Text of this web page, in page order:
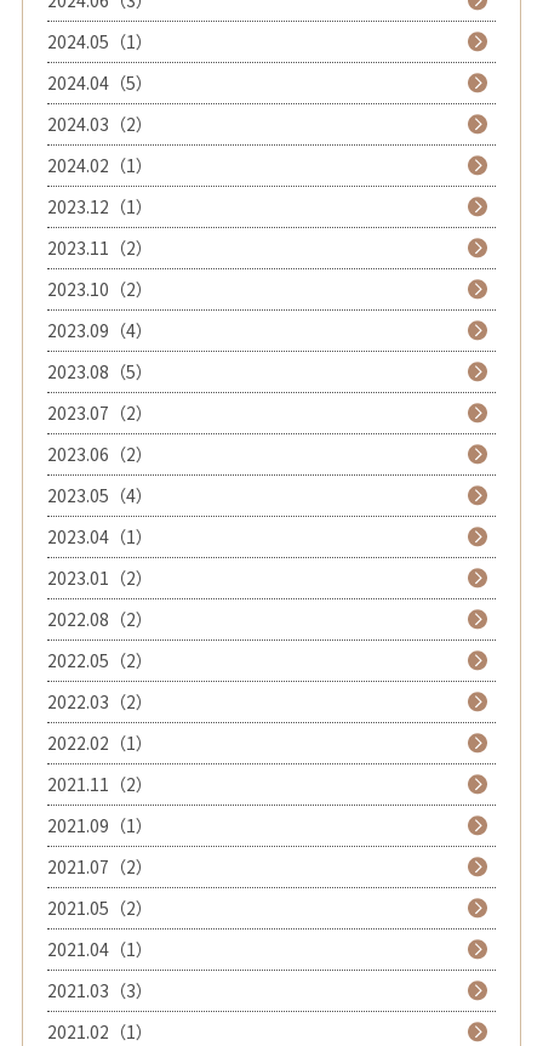
2024.05（1）
2024.04（5）
2024.03（2）
2024.02（1）
2023.12（1）
2023.11（2）
2023.10（2）
2023.09（4）
2023.08（5）
2023.07（2）
2023.06（2）
2023.05（4）
2023.04（1）
2023.01（2）
2022.08（2）
2022.05（2）
2022.03（2）
2022.02（1）
2021.11（2）
2021.09（1）
2021.07（2）
2021.05（2）
2021.04（1）
2021.03（3）
2021.02（1）